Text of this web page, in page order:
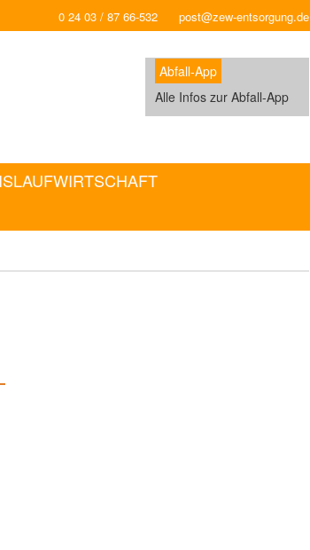
0 24 03 / 87 66-532 post@zew-entsorgung.de
Abfall-App
Alle Infos zur Abfall-App